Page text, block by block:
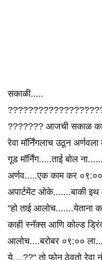
सकाळी.....
??????? आजची सकाळ
रेवा मॉर्निंगलाच उठून
गूड मॉर्निंग.....ताई बोल
अर्णव.....एक काम कर ०९:००
अपार्टमेंट ओके.......बाकी
"हो ताई आलोच.......येताना
काही स्नॅक्स आणि कोल्ड
आलोच....बरोबर ०९:००
ये....??" तो फोन ठेवतो रेवा